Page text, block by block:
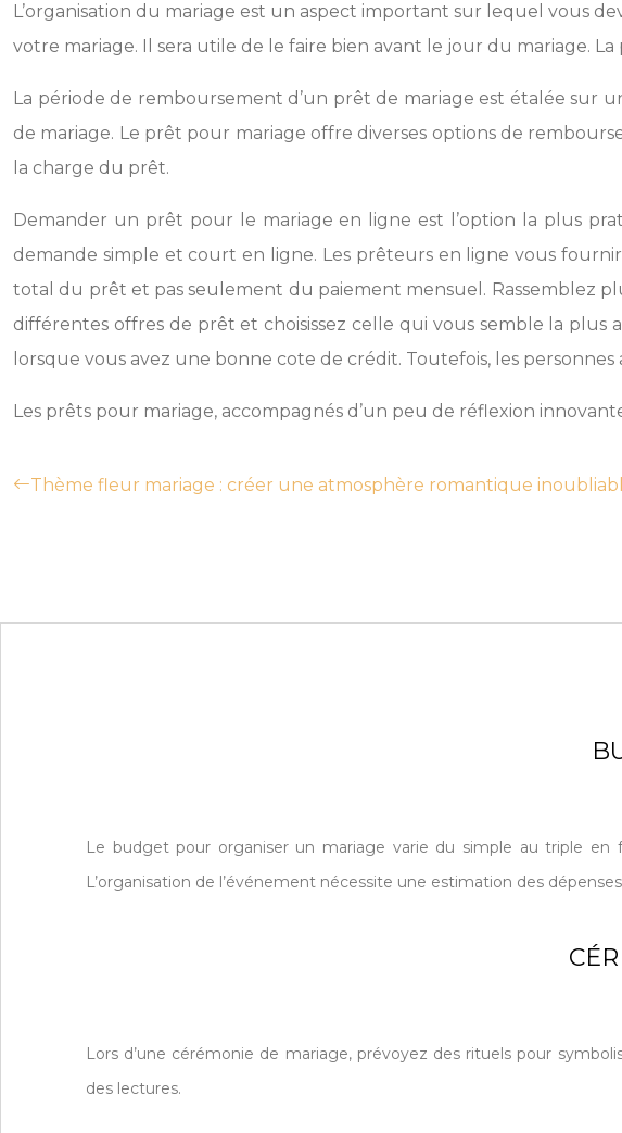
L’organisation du mariage est un aspect important sur lequel vous
votre mariage. Il sera utile de le faire bien avant le jour du mariage.
La période de remboursement d’un prêt de mariage est étalée
de mariage. Le prêt pour mariage offre diverses options de
la charge du prêt.
Demander un prêt pour le mariage en ligne est l’option la plus
demande simple et court en ligne. Les prêteurs en ligne vous
total du prêt et pas seulement du paiement mensuel. Rassemblez
différentes offres de prêt et choisissez celle qui vous semble la plus
lorsque vous avez une bonne cote de crédit. Toutefois, les
Les prêts pour mariage, accompagnés d’un peu de réflexion
Thème fleur mariage : créer une atmosphère romantique
Le budget pour organiser un mariage varie du simple au triple en
L’organisation de l’événement nécessite une estimation des
Lors d’une cérémonie de mariage, prévoyez des rituels pour
des lectures.